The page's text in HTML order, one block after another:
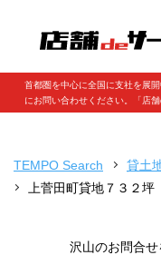
首都圏を中心に全国に支社を展
にお問い合わせください。「店
TEMPO Search 貸土
上菅田町貸地７３２坪
沢山のお問合せ